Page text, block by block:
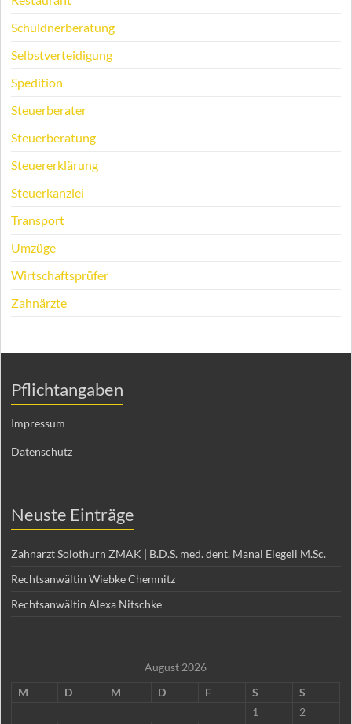
Schuldnerberatung
Selbstverteidigung
Spedition
Steuerberater
Steuerberatung
Steuererklärung
Steuerkanzlei
Transport
Umzüge
Wirtschaftsprüfer
Zahnärzte
Pflichtangaben
Impressum
Datenschutz
Neuste Einträge
Zahnarzt Solothurn ZMAK | B.D.S. med. dent. Manal Elegeli M.Sc.
Rechtsanwältin Wiebke Chemnitz
Rechtsanwältin Alexa Nitschke
August 2026
M
D M D F S
S
1
2